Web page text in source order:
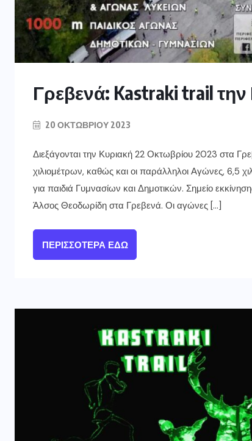
Γρεβενά: Kastraki trail
20 ΟΚΤΩΒΡΊΟΥ 2023
Διεξάγονται την Κυριακή 22 Οκτωβρίου 2023 στα
χιλιομέτρων, καθώς και οι παράλληλοι Αγώνες, 6,5
για παιδιά Γυμνασίων και Δημοτικών. Σημείο
Άλσος Θεοδωρίδη στα Γρεβενά. Οι αγώνες […]
ΠΕΡΙΣΣΌΤΕΡΑ ΕΔΏ